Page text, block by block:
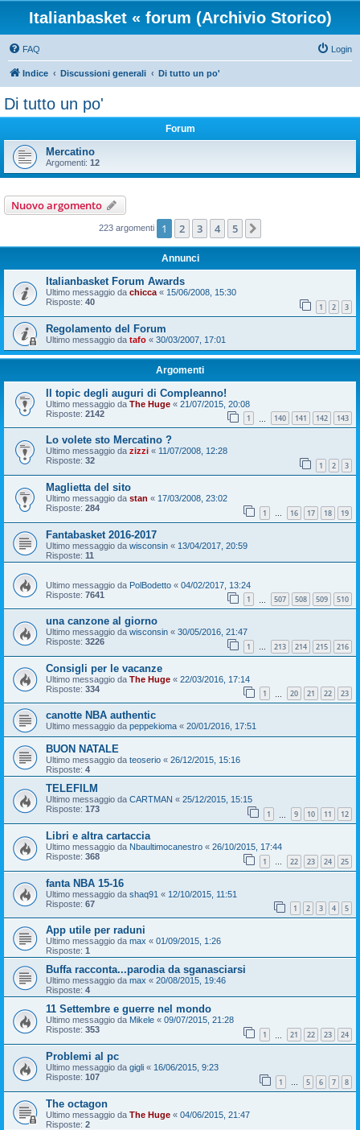
Italianbasket « forum (Archivio Storico)
FAQ Login
Indice Discussioni generali Di tutto un po'
Di tutto un po'
Forum
Mercatino
Argomenti: 12
Nuovo argomento
223 argomenti 1 2 3 4 5
Annunci
Italianbasket Forum Awards
Ultimo messaggio da chicca « 15/06/2008, 15:30
Risposte: 40 1 2 3
Regolamento del Forum
Ultimo messaggio da tafo « 30/03/2007, 17:01
Argomenti
Il topic degli auguri di Compleanno!
Ultimo messaggio da The Huge « 21/07/2015, 20:08
Risposte: 2142 1 140 141 142 143
Lo volete sto Mercatino ?
Ultimo messaggio da zizzi « 11/07/2008, 12:28
Risposte: 32 1 2 3
Maglietta del sito
Ultimo messaggio da stan « 17/03/2008, 23:02
Risposte: 284 1 … 16 17 18 19
Fantabasket 2016-2017
Ultimo messaggio da wisconsin « 13/04/2017, 20:59
Risposte: 11
Ultimo messaggio da PolBodetto « 04/02/2017, 13:24
Risposte: 7641 1 507 508 509 510
una canzone al giorno
Ultimo messaggio da wisconsin « 30/05/2016, 21:47
Risposte: 3226 1 … 213 214 215 216
Consigli per le vacanze
Ultimo messaggio da The Huge « 22/03/2016, 17:14
Risposte: 334 1 20 21 22 23
canotte NBA authentic
Ultimo messaggio da peppekioma « 20/01/2016, 17:51
BUON NATALE
Ultimo messaggio da teoserio « 26/12/2015, 15:16
Risposte: 4
TELEFILM
Ultimo messaggio da CARTMAN « 25/12/2015, 15:15
Risposte: 173 1 9 10 11 12
Libri e altra cartaccia
Ultimo messaggio da Nbaultimocanestro « 26/10/2015, 17:44
Risposte: 368 1 … 22 23 24 25
fanta NBA 15-16
Ultimo messaggio da shaq91 « 12/10/2015, 11:51
Risposte: 67 1 2 3 4 5
App utile per raduni
Ultimo messaggio da max « 01/09/2015, 1:26
Risposte: 1
Buffa racconta...parodia da sganasciarsi
Ultimo messaggio da max « 20/08/2015, 19:46
Risposte: 4
11 Settembre e guerre nel mondo
Ultimo messaggio da Mikele « 09/07/2015, 21:28
Risposte: 353 1 21 22 23 24
Problemi al pc
Ultimo messaggio da gigli « 16/06/2015, 9:23
Risposte: 107 1 … 5 6 7 8
The octagon
Ultimo messaggio da The Huge « 04/06/2015, 21:47
Risposte: 2